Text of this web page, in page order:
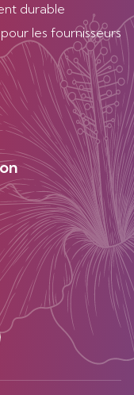
durable
les fournisseurs